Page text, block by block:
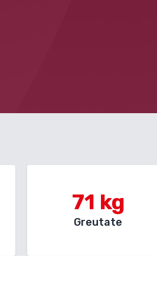
71 kg
Greutate